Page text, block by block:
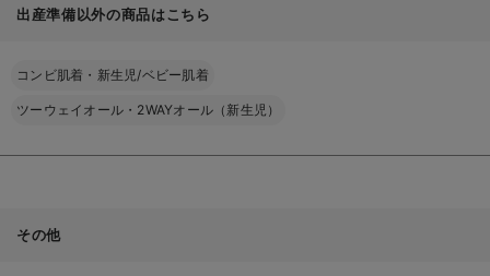
出産準備以外の商品はこちら
コンビ肌着・新生児/ベビー肌着
ツーウェイオール・2WAYオール（新生児）
その他